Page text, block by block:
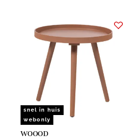
snel in huis
webonly
WOOOD